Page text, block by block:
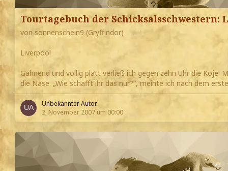
Tourtagebuch der Schicksalsschwestern:
von sonnenschein9 (Gryffindor)
Liverpool
Gähnend und völlig platt verließ ich gegen zehn Uhr die Koje.
die Nase. „Wie schafft ihr das nur?“, meinte ich nach dem
Unbekannter Autor
2. November 2007 um 00:00